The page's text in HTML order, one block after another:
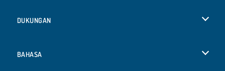
DUKUNGAN
BAHASA